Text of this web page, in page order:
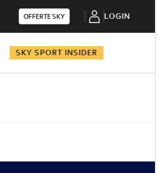
OFFERTE SKY LOGIN
SKY SPORT INSIDER